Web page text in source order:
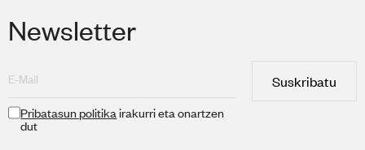
Newsletter
Pribatasun politika irakurri eta onartzen
dut
Suskribatu